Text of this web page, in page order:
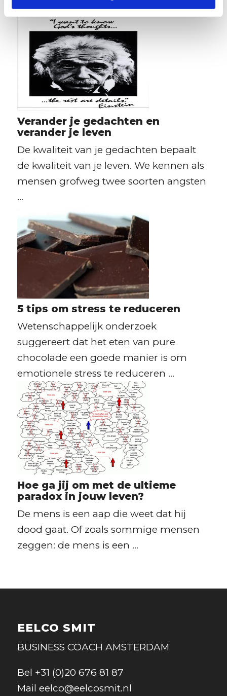
tweede plaats de ...
Verander je gedachten en
verander je leven
De kwaliteit van je gedachten bepaalt
de kwaliteit van je leven. We kennen als
mensen grofweg twee soorten angsten
...
5 tips om stress te reduceren
Wetenschappelijk onderzoek
suggereert dat het eten van pure
chocolade een goede manier is om
emotionele stress te reduceren ...
Hoe ga jij om met de ultieme
paradox in jouw leven?
De mens is een aap die weet dat hij
dood gaat. Of zoals sommige mensen
zeggen: de mens is een ...
EELCO SMIT
BUSINESS COACH AMSTERDAM
Bel +31 (0)20 676 81 87
Mail eelco@eelcosmit.nl